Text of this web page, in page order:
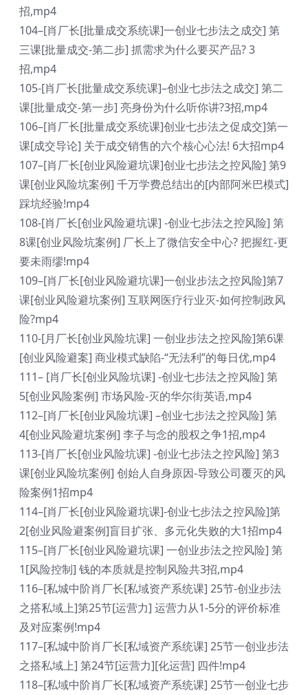
招,mp4
104–[肖厂长[批量成交系统课]一创业七步法之成交] 第
三课[批量成交-第二步] 抓需求为什么要买产品? 3
招,mp4
105-[肖厂长[批量成交系统课]–创业七步法之成交] 第二
课[批量成交-第一步] 亮身份为什么听你讲?3招,mp4
106–[肖厂长[批量成交系统课]创业七步法之促成交]第一
课[成交导论] 关于成交销售的六个核心心法! 6大招mp4
107–[肖厂长[创业风险避坑课]创业七步法之控风险] 第9
课[创业风险坑案例] 千万学费总结出的[内部阿米巴模式]
踩坑经验!mp4
108-[肖厂长[创业风险避坑课] -创业七步法之控风险] 第
8课[创业风险坑案例] 厂长上了微信安全中心? 把握红-更
要未雨缪!mp4
109–[肖厂长[创业风险避坑课]一创业步法之控风险]第7
课[创业风险避坑案例] 互联网医疗行业灭-如何控制政风
险?mp4
110-[月厂长[创业风险坑课] 一创业步法之控风险]第6课
[创业风险避案] 商业模式缺陷-“无法利”的每日优,mp4
111– [肖厂长[创业风险坑课] -创业七步法之控风险] 第
5[创业风险案例] 市场风险-灭的华尔街英语,mp4
112–[肖厂长[创业风险坑课] –创业七步法之控风险] 第
4[创业风险避坑案例] 李子与念的股权之争1招,mp4
113-[肖厂长[创业风险坑课] -创业七步法之控风险] 第3
课[创业风险坑案例] 创始人自身原因-导致公司覆灭的风
险案例1招mp4
114–[肖厂长[创业风险避坑课]-创业七步法之控风险]第
2[创业风险避案例]盲目扩张、多元化失败的大1招mp4
115–[肖厂长[创业风险避坑课] 一创业步法之控风险] 第
1[风险控制] 钱的本质就是控制风险共3招,mp4
116–[私城中阶肖厂长[私域资产系统课] 25节-创业步法
之搭私域上]第25节[运营力] 运营力从1-5分的评价标准
及对应案例!mp4
117–[私城中阶肖厂长[私域资产系统课] 25节一创业步法
之搭私域上] 第24节[运营力][化运营] 四件!mp4
118–[私域中阶肖厂长[私域资产系统课] 25节一创业七步